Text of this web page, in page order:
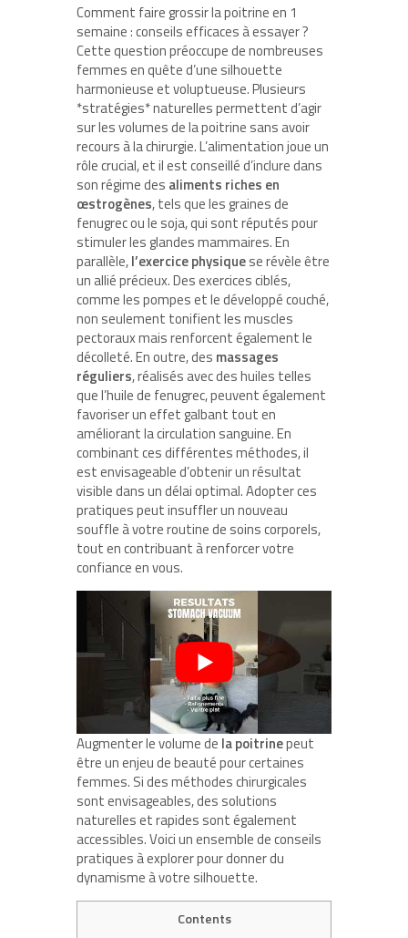
Comment faire grossir la poitrine en 1
semaine : conseils efficaces à essayer ?
Cette question préoccupe de nombreuses
femmes en quête d’une silhouette
harmonieuse et voluptueuse. Plusieurs
*stratégies* naturelles permettent d’agir
sur les volumes de la poitrine sans avoir
recours à la chirurgie. L’alimentation joue un
rôle crucial, et il est conseillé d’inclure dans
son régime des aliments riches en
œstrogènes, tels que les graines de
fenugrec ou le soja, qui sont réputés pour
stimuler les glandes mammaires. En
parallèle,l’exercice physiquese révèle être
un allié précieux. Des exercices ciblés,
comme les pompes et le développé couché,
non seulement tonifient les muscles
pectoraux mais renforcent également le
décolleté. En outre, des massages
réguliers, réalisés avec des huiles telles
que l’huile de fenugrec, peuvent également
favoriser un effet galbant tout en
améliorant la circulation sanguine. En
combinant ces différentes méthodes, il
est envisageable d’obtenir un résultat
visible dans un délai optimal. Adopter ces
pratiques peut insuffler un nouveau
souffle à votre routine de soins corporels,
tout en contribuant à renforcer votre
confiance en vous.
Augmenter le volume de la poitrinepeut
être un enjeu de beauté pour certaines
femmes. Si des méthodes chirurgicales
sont envisageables, des solutions
naturelles et rapides sont également
accessibles. Voici un ensemble de conseils
pratiques à explorer pour donner du
dynamisme à votre silhouette.
Contents